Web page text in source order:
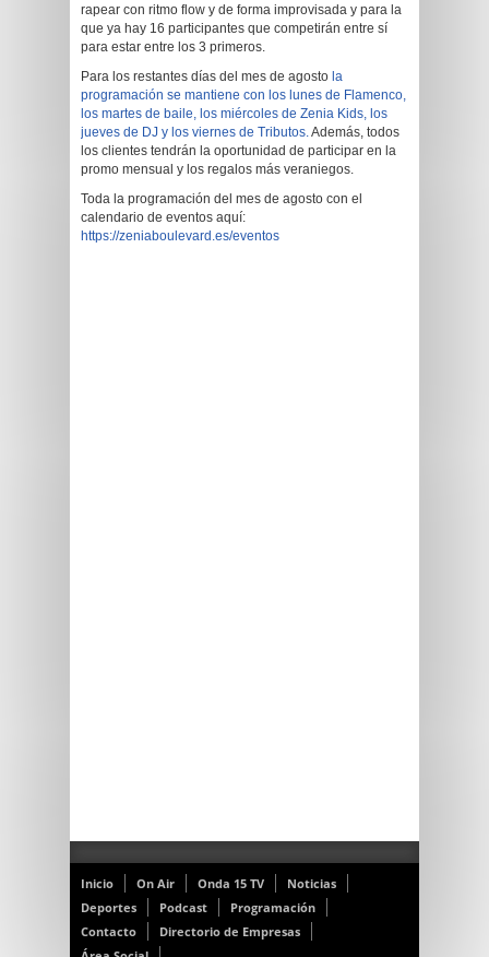
rapear con ritmo flow y de forma improvisada y para la
que ya hay 16 participantes que competirán entre sí
para estar entre los 3 primeros.
Para los restantes días del mes de agosto la
programación se mantiene con los lunes de Flamenco,
los martes de baile, los miércoles de Zenia Kids, los
jueves de DJ y los viernes de Tributos.Además, todos
los clientes tendrán la oportunidad de participar en la
promo mensual y los regalos más veraniegos.
Toda la programación del mes de agosto con el
calendario de eventos aquí:
https://zeniaboulevard.es/eventos
Inicio On Air Onda 15 TV
Noticias
Deportes
Podcast
Programación
Contacto
Directorio de Empresas